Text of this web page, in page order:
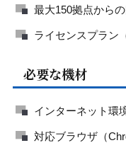
最大150拠点から
ライセンスプラン
必要な機材
インターネット環
対応ブラウザ（